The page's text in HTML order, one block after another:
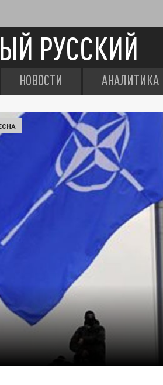
РУССКИЙ
НОВОСТИ АНАЛИТИКА